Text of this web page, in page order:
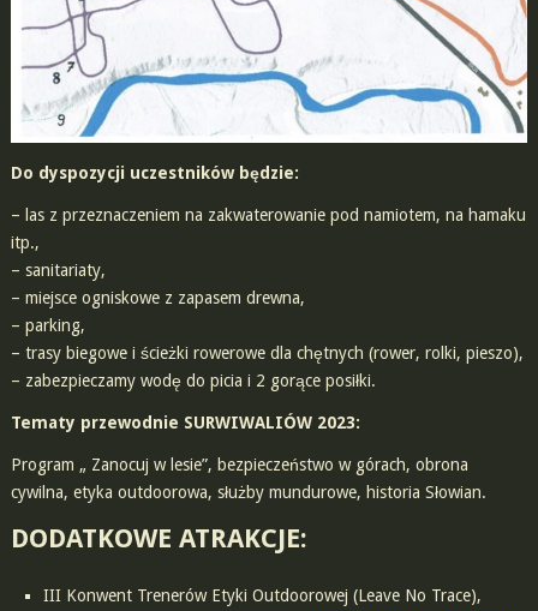
Do dyspozycji uczestników będzie:
– las z przeznaczeniem na zakwaterowanie pod namiotem, na hamaku
itp.,
– sanitariaty,
– miejsce ogniskowe z zapasem drewna,
– parking,
– trasy biegowe i ścieżki rowerowe dla chętnych (rower, rolki, pieszo),
– zabezpieczamy wodę do picia i 2 gorące posiłki.
Tematy przewodnie SURWIWALIÓW 2023:
Program „ Zanocuj w lesie”, bezpieczeństwo w górach, obrona
cywilna, etyka outdoorowa, służby mundurowe, historia Słowian.
DODATKOWE ATRAKCJE:
III Konwent Trenerów Etyki Outdoorowej (Leave No Trace),